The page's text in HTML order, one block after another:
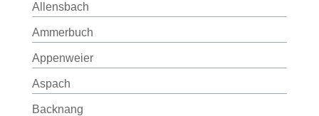
Allensbach
Ammerbuch
Appenweier
Aspach
Backnang